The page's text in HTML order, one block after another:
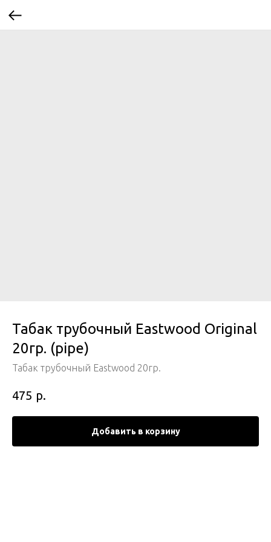
Табак трубочный Eastwood Original
20гр. (pipe)
Табак трубочный Eastwood 20гр.
475 р.
Добавить в корзину